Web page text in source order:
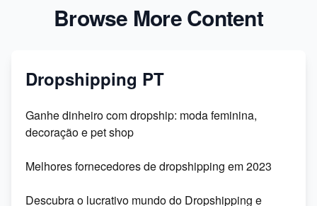
Browse More Content
Dropshipping PT
Ganhe dinheiro com dropship: moda feminina,
decoração e pet shop
Melhores fornecedores de dropshipping em 2023
Descubra o lucrativo mundo do Dropshipping e